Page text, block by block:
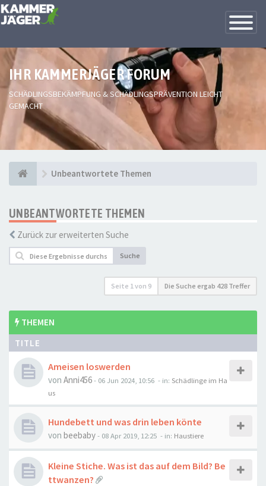
Toggle
IHR KAMMERJÄGER FORUM
SCHÄDLINGSBEKÄMPFUNG & SCHÄDLINGSPRÄVENTION LEICHT
GEMACHT
Unbeantwortete Themen
UNBEANTWORTETE THEMEN
Zurück zur erweiterten Suche
Suche
Seite 1von 9 Die Suche ergab 428 Treffer
THEMEN
TITLE
Ameisen loswerden
von Anni456- 06 Jun 2024, 10:56 - in: Schädlinge im Ha
us
Hundebett und was drin leben könte
von beebaby- 08 Apr 2019, 12:25 - in: Haustiere
Kleine Stiche. Was ist das auf dem Bild? Be
ttwanzen?